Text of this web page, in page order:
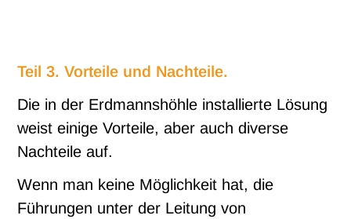
Teil 3. Vorteile und Nachteile.
Die in der Erdmannshöhle installierte Lösung
weist einige Vorteile, aber auch diverse
Nachteile auf.
Wenn man keine Möglichkeit hat, die
Führungen unter der Leitung von